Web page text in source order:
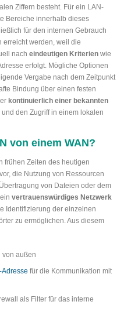
Ziffern besteht. Für ein LAN-
Bereiche innerhalb dieses
für den internen Gebrauch
erreicht werden, weil die
nach eindeutigen Kriterien wie
erfolgt. Mögliche Optionen
Vergabe nach dem Zeitpunkt
Bindung über einen festen
kontinuierlich einer bekannten
den Zugriff in einem lokalen
von einem WAN?
frühen Zeiten des heutigen
die Nutzung von Ressourcen
von Dateien oder dem
vertrauenswürdiges Netzwerk
Identifizierung der einzelnen
zu ermöglichen. Aus diesem
von außen
Adresse für die Kommunikation mit
als Filter für das interne